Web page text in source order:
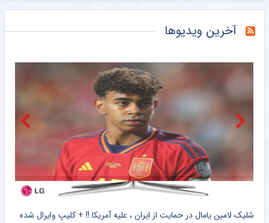
واکنش منصوریان به درگیری در بازی با تیم یحیی/ رفتار زشتی بود مگر ورزش بوکس است؟
کتک‌کاری شدید در بازی تیم یحیی و علی منصور/ خشم مربیان ایرانی‌ و قرعه خبرساز با رویارویی تلخ!
خبرورزشی کتک‌کاری شدید بین تیم یحیی و علی منصور/ خشم مربیان ایرانی‌ و قرعه خبرساز با رویارویی تلخ!
امیلیانو مارتینز؛ از یک ساندویچ و چمدان شکسته تا قله فوتبال جهان
آخرین ویدیوها
شلیک لامین یامال در حمایت از ایران ، علیه آمریکا !! + کلیپ وایرال شده